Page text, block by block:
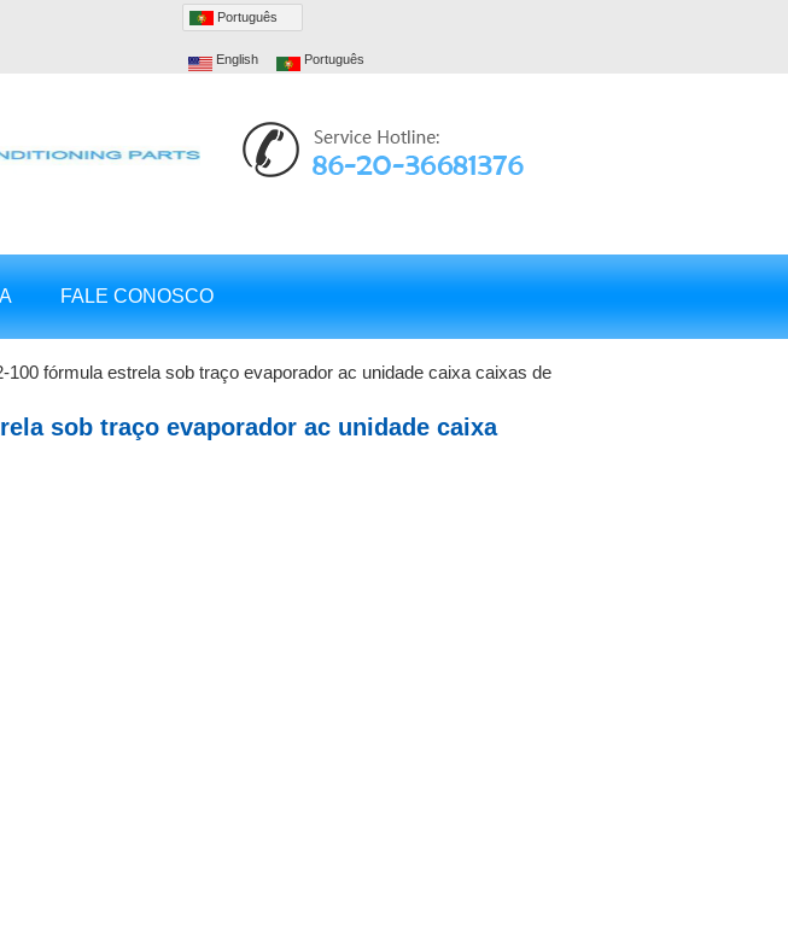
Português
English Português
FALE CONOSCO
100 fórmula estrela sob traço evaporador ac unidade caixa caixas de
sob traço evaporador ac unidade caixa